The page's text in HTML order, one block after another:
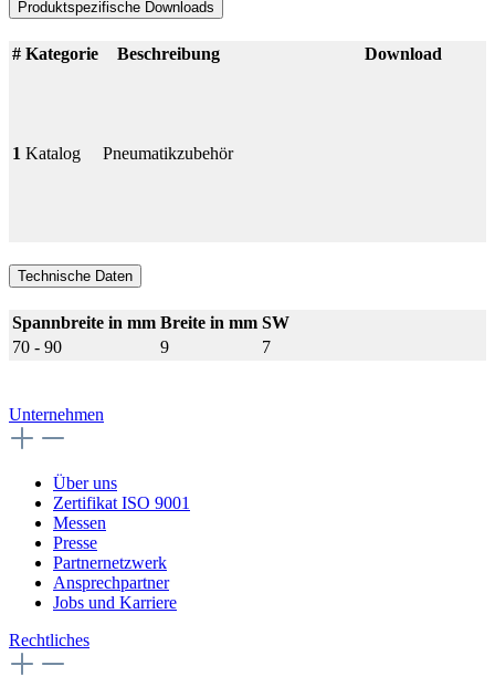
Produktspezifische Downloads
# Kategorie Beschreibung Download
1 Katalog Pneumatikzubehör
Technische Daten
Spannbreite in mm Breite in mm SW
70 - 90
9 7
Unternehmen
Über uns
Zertifikat ISO 9001
Messen
Presse
Partnernetzwerk
Ansprechpartner
Jobs und Karriere
Rechtliches